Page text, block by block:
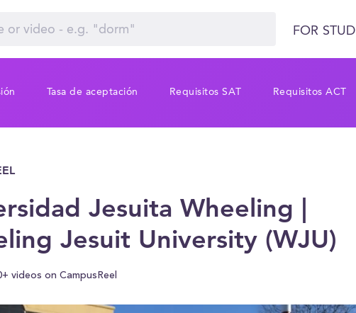
FOR
Tasa de aceptación Requisitos SAT Requisitos ACT
Jesuita Wheeling |
Jesuit University (WJU)
videos on CampusReel